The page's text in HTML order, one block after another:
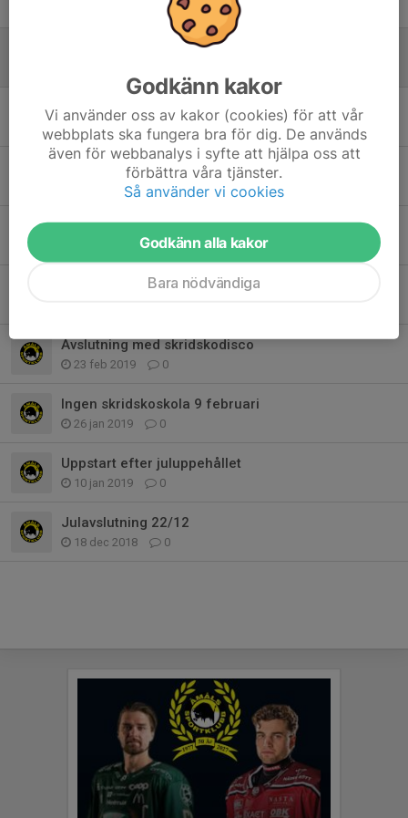
0
Inställd skridskoskola 29/1
Lördag 8/1
6 jan 2022 2
Säsongsavslutning 7/3
6 mar 2020 0
Uppehåll för skridskoskolan v. 5-6
0
Avslutning med skridskodisco
23 feb 2019 0
Ingen skridskoskola 9 februari
26 jan 2019 0
Uppstart efter juluppehållet
10 jan 2019 0
Julavslutning 22/12
18 dec 2018 0
Godkänn kakor
Vi använder oss av kakor (cookies) för att vår
webbplats ska fungera bra för dig. De används
även för webbanalys i syfte att hjälpa oss att
förbättra våra tjänster.
Så använder vi cookies
Godkänn alla kakor
Bara nödvändiga